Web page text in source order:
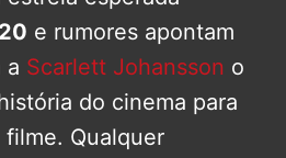
e rumores apontam
a Scarlett Johansson o
do cinema para
Qualquer